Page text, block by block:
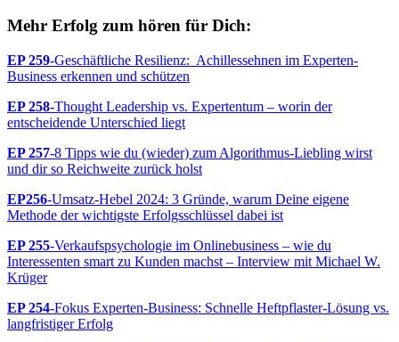
Mehr Erfolg zum hören für Dich:
EP 259-Geschäftliche Resilienz: Achillessehnen im Experten-
Business erkennen und schützen
EP 258-Thought Leadership vs. Expertentum – worin der
entscheidende Unterschied liegt
EP 257-8 Tipps wie du (wieder) zum Algorithmus-Liebling wirst
und dir so Reichweite zurück holst
EP256-Umsatz-Hebel 2024: 3 Gründe, warum Deine eigene
Methode der wichtigste Erfolgsschlüssel dabei ist
EP 255-Verkaufspsychologie im Onlinebusiness – wie du
Interessenten smart zu Kunden machst – Interview mit Michael W.
Krüger
EP 254-Fokus Experten-Business: Schnelle Heftpflaster-Lösung vs.
langfristiger Erfolg